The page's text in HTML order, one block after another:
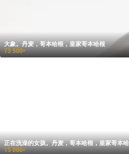
大象。丹麦，哥本哈根，皇家哥本哈根
73 500₽
正在洗澡的女孩。丹麦，哥本哈根，皇家哥本
15 000₽